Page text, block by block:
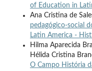
of Education in
Ana Cristina de
pedagógico-social
Latin America -
Hilma Aparecida
Hélida Cristina
O Campo História